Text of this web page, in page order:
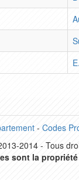
- Codes
2014 - Tous
sont la